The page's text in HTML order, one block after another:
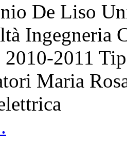
De Liso
Ingegneria
2010-2011
Maria